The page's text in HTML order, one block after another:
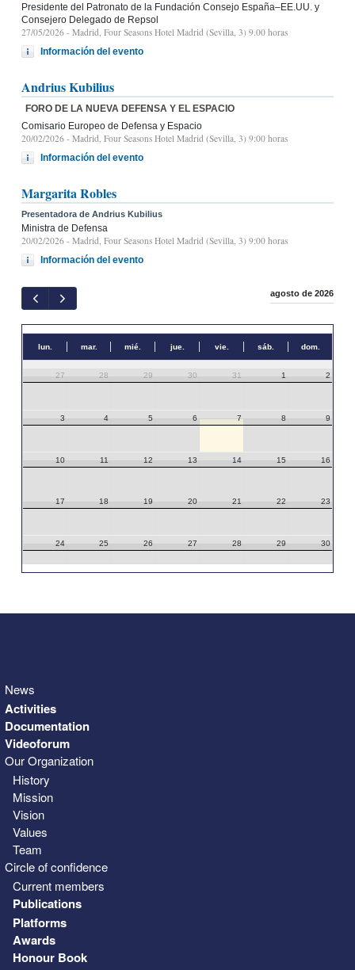
Presidente del Patronato de la Fundación Consejo España–EE.UU. y
Consejero Delegado de Repsol
27/05/2026 - Madrid, Four Seasons Hotel Madrid (Sevilla, 3) 9.00 horas
Información del evento
Andrius Kubilius
FORO DE LA NUEVA DEFENSA Y EL ESPACIO
Comisario Europeo de Defensa y Espacio
20/02/2026 - Madrid, Four Seasons Hotel Madrid (Sevilla, 3) 9:00 horas
Información del evento
Margarita Robles
Presentadora de Andrius Kubilius
Ministra de Defensa
20/02/2026 - Madrid, Four Seasons Hotel Madrid (Sevilla, 3) 9:00 horas
Información del evento
agosto de 2026
lun. mar. mié. jue. vie. sáb. dom.
27 28 29 30 31 1 2
3 4 5 6 7 8 9
10 11 12 13 14 15 16
17 18 19 20 21 22 23
24 25 26 27 28 29 30
News
Activities
Documentation
Videoforum
Our Organization
History
Mission
Vision
Values
Team
Circle of confidence
Current members
Publications
Platforms
Awards
Honour Book